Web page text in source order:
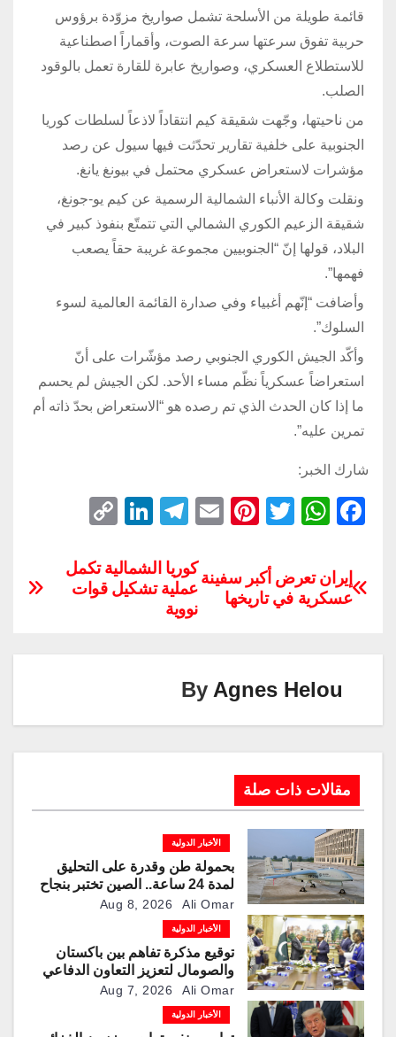
قائمة طويلة من الأسلحة تشمل صواريخ مزوّدة برؤوس
حربية تفوق سرعتها سرعة الصوت، وأقماراً اصطناعية
للاستطلاع العسكري، وصواريخ عابرة للقارة تعمل بالوقود
الصلب.
من ناحيتها، وجّهت شقيقة كيم انتقاداً لاذعاً لسلطات كوريا
الجنوبية على خلفية تقارير تحدّثت فيها سيول عن رصد
مؤشرات لاستعراض عسكري محتمل في بيونغ يانغ.
ونقلت وكالة الأنباء الشمالية الرسمية عن كيم يو-جونغ،
شقيقة الزعيم الكوري الشمالي التي تتمتّع بنفوذ كبير في
البلاد، قولها إنّ “الجنوبيين مجموعة غريبة حقاً يصعب
فهمها”.
وأضافت “إنّهم أغبياء وفي صدارة القائمة العالمية لسوء
السلوك”.
وأكّد الجيش الكوري الجنوبي رصد مؤشّرات على أنّ
استعراضاً عسكرياً نظّم مساء الأحد. لكن الجيش لم يحسم
ما إذا كان الحدث الذي تم رصده هو “الاستعراض بحدّ ذاته أم
تمرين عليه”.
شارك الخبر:
F
c
e
o
W
at
s
p
T
tt
er
Pi
er
e
E
ail
T
e
gr
Li
k
e
p
y
كوريا الشمالية تكمل
عملية تشكيل قوات
نووية
إيران تعرض أكبر سفينة
عسكرية في تاريخها
By Agnes Helou
مقالات ذات صلة
الأخبار الدولية
بحمولة طن وقدرة على التحليق
لمدة 24 ساعة.. الصين تختبر بنجاح
مسيّرة “TP200”
Aug 8, 2026 Ali Omar
الأخبار الدولية
توقيع مذكرة تفاهم بين باكستان
والصومال لتعزيز التعاون الدفاعي
Aug 7, 2026 Ali Omar
الأخبار الدولية